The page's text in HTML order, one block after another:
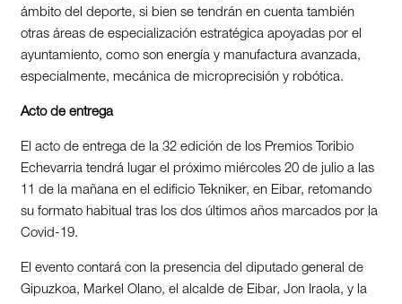
ámbito del deporte, si bien se tendrán en cuenta también
otras áreas de especialización estratégica apoyadas por el
ayuntamiento, como son energía y manufactura avanzada,
especialmente, mecánica de microprecisión y robótica.
Acto de entrega
El acto de entrega de la 32 edición de los Premios Toribio
Echevarria tendrá lugar el próximo miércoles 20 de julio a las
11 de la mañana en el edificio Tekniker, en Eibar, retomando
su formato habitual tras los dos últimos años marcados por la
Covid-19.
El evento contará con la presencia del diputado general de
Gipuzkoa, Markel Olano, el alcalde de Eibar, Jon Iraola, y la